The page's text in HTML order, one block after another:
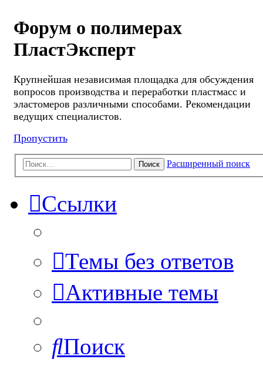
Форум о полимерах
ПластЭксперт
Крупнейшая независимая площадка для обсуждения
вопросов производства и переработки пластмасс и
эластомеров различными способами. Рекомендации
ведущих специалистов.
Пропустить
Поиск Расширенный поиск
Ссылки
Темы без ответов
Активные темы
Поиск